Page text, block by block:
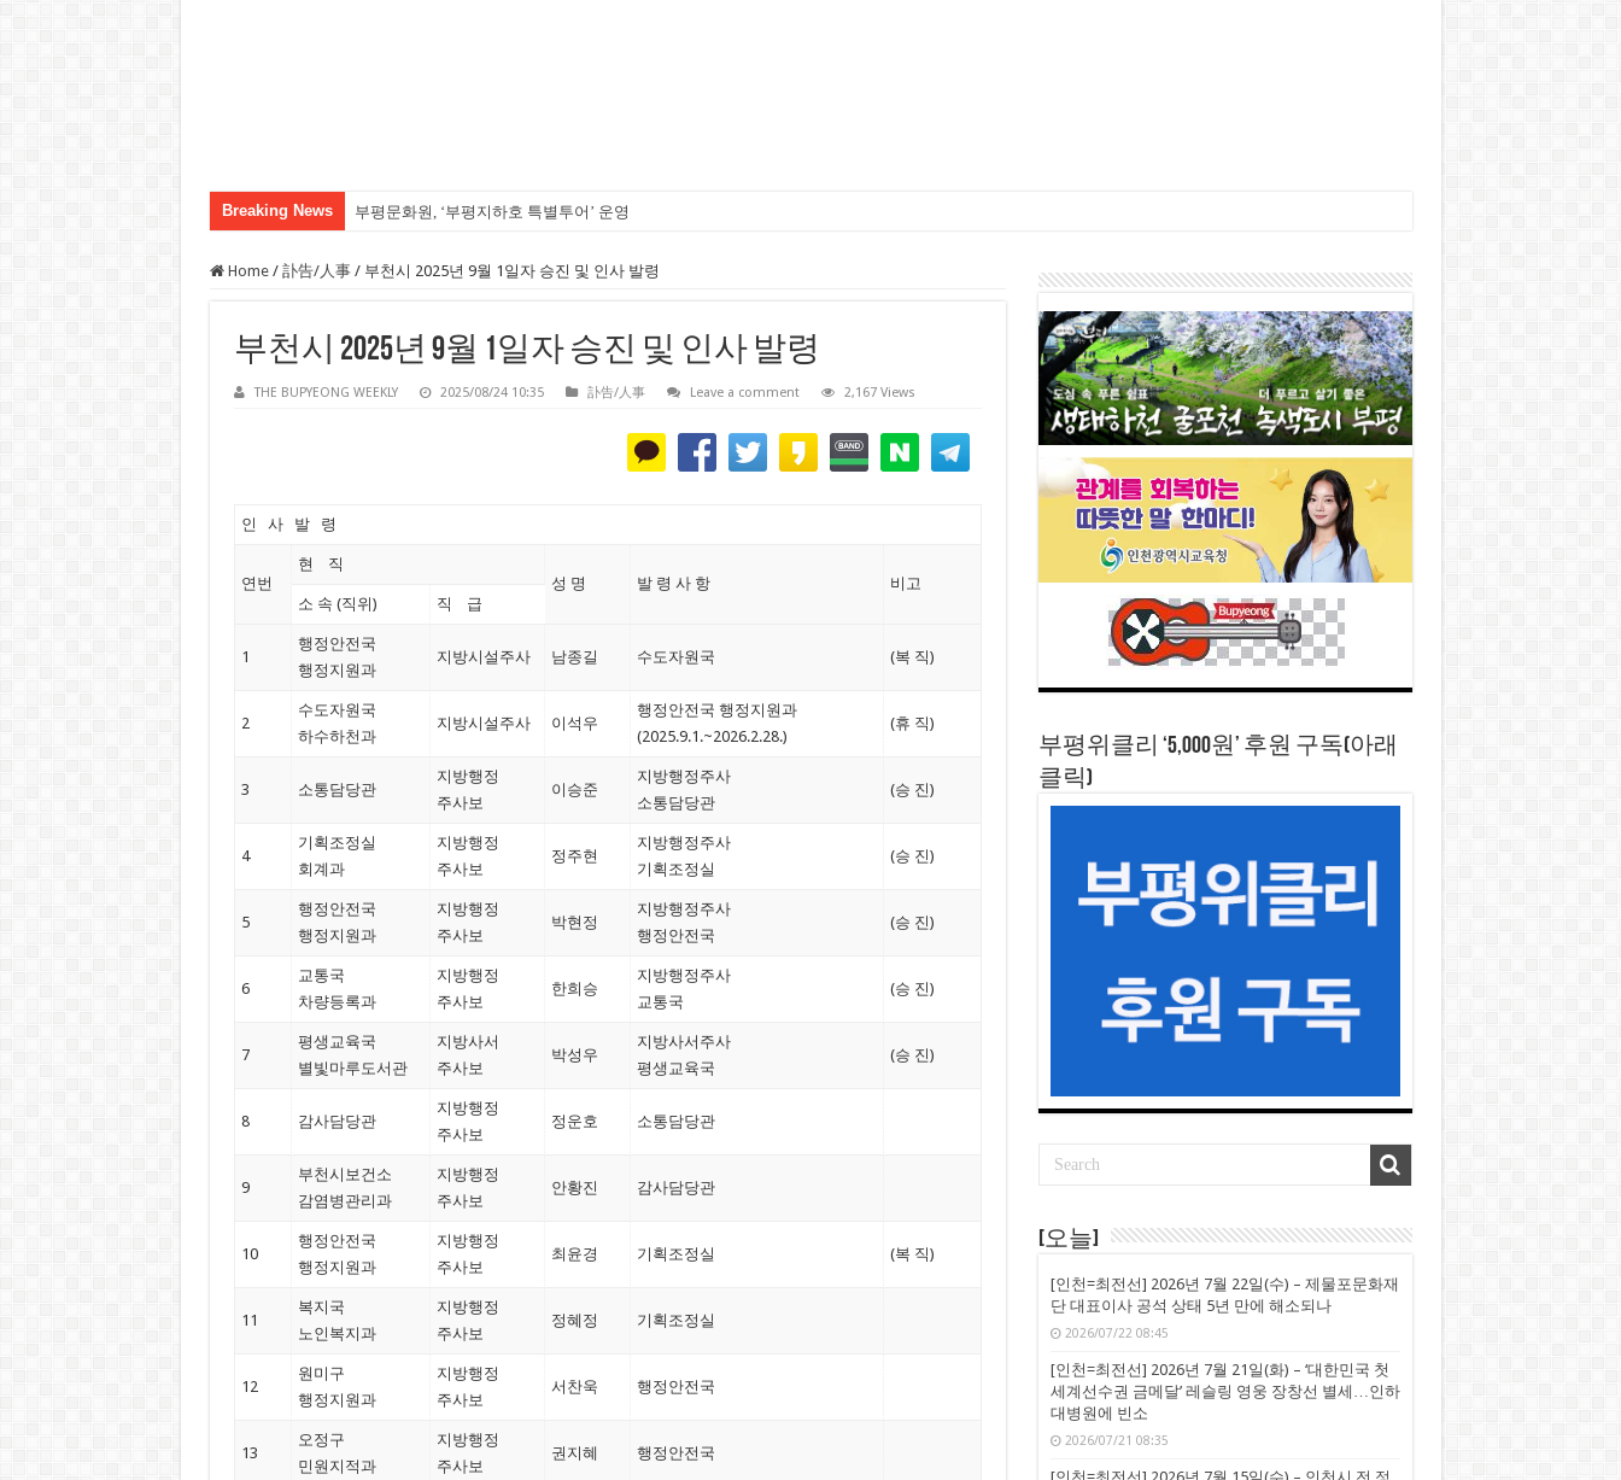
Breaking News 부평문화원, ‘부평지하호 특별투어’ 운영
손가락만 보고 달을 놓치는 검찰개혁 논쟁
Home / 訃告/人事 / 부천시 2025년 9월 1일자 승진 및 인사 발령
부천시 2025년 9월 1일자 승진 및 인사 발령
THE BUPYEONG WEEKLY 2025/08/24 10:35 訃告/人事 Leave a comment 2,167 Views
인 사 발 령
연번
현 직
성 명
발 령 사 항
비고
소 속 (직위)
직 급
1
행정안전국
행정지원과
지방시설주사 남종길 수도자원국 (복 직)
2
수도자원국
하수하천과
지방시설주사 이석우
행정안전국 행정지원과
(2025.9.1.~2026.2.28.)
(휴 직)
3 소통담당관
지방행정
주사보
이승준
지방행정주사
소통담당관
(승 진)
4
기획조정실
회계과
지방행정
주사보
정주현
지방행정주사
기획조정실
(승 진)
5
행정안전국
행정지원과
지방행정
주사보
박현정
지방행정주사
행정안전국
(승 진)
6
교통국
차량등록과
지방행정
주사보
한희승
지방행정주사
교통국
(승 진)
7
평생교육국
별빛마루도서관
지방사서
주사보
박성우
지방사서주사
평생교육국
(승 진)
8 감사담당관
지방행정
주사보
정운호 소통담당관
9
부천시보건소
감염병관리과
지방행정
주사보
안황진 감사담당관
10
행정안전국
행정지원과
지방행정
주사보
최윤경 기획조정실 (복 직)
11
복지국
노인복지과
지방행정
주사보
정혜정 기획조정실
12
원미구
행정지원과
지방행정
주사보
서찬욱 행정안전국
13
오정구
민원지적과
지방행정
주사보
권지혜 행정안전국
부평위클리 ‘5,000원’ 후원 구독(아래
클릭)
[오늘]
[인천=최전선] 2026년 7월 22일(수) – 제물포문화재
단 대표이사 공석 상태 5년 만에 해소되나
2026/07/22 08:45
[인천=최전선] 2026년 7월 21일(화) – ‘대한민국 첫
세계선수권 금메달’ 레슬링 영웅 장창선 별세…인하
대병원에 빈소
2026/07/21 08:35